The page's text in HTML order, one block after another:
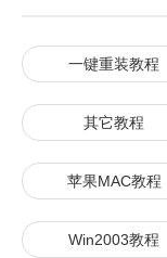
一键重装教程
其它教程
苹果MAC教程
Win2003教程